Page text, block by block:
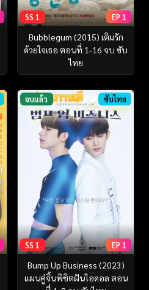
SS 1 EP 1
Bubblegum (2015) เติมรัก
ด้วยใจเธอ ตอนที่ 1-16 จบ ซับ
ไทย
จบแล้ว ซับไทย
SS 1 EP 1
Bump Up Business (2023)
แผนคู่จิ้นพิชิตฝันไอดอล ตอน